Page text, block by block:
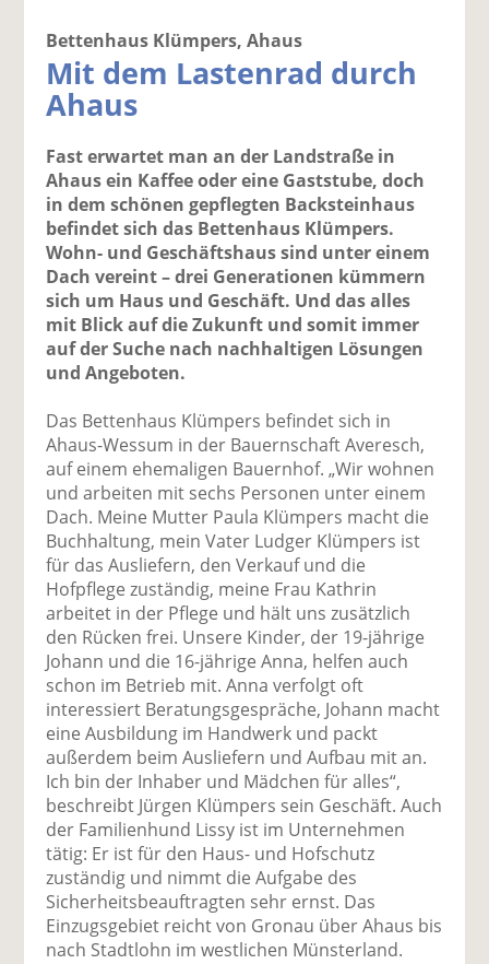
Bettenhaus Klümpers, Ahaus
Mit dem Lastenrad durch
Ahaus
Fast erwartet man an der Landstraße in
Ahaus ein Kaffee oder eine Gaststube, doch
in dem schönen gepflegten Backsteinhaus
befindet sich das Bettenhaus Klümpers.
Wohn- und Geschäftshaus sind unter einem
Dach vereint – drei Generationen kümmern
sich um Haus und Geschäft. Und das alles
mit Blick auf die Zukunft und somit immer
auf der Suche nach nachhaltigen Lösungen
und Angeboten.
Das Bettenhaus Klümpers befindet sich in
Ahaus-Wessum in der Bauernschaft Averesch,
auf einem ehemaligen Bauernhof. „Wir wohnen
und arbeiten mit sechs Personen unter einem
Dach. Meine Mutter Paula Klümpers macht die
Buchhaltung, mein Vater Ludger Klümpers ist
für das Ausliefern, den Verkauf und die
Hofpflege zuständig, meine Frau Kathrin
arbeitet in der Pflege und hält uns zusätzlich
den Rücken frei. Unsere Kinder, der 19-jährige
Johann und die 16-jährige Anna, helfen auch
schon im Betrieb mit. Anna verfolgt oft
interessiert Beratungsgespräche, Johann macht
eine Ausbildung im Handwerk und packt
außerdem beim Ausliefern und Aufbau mit an.
Ich bin der Inhaber und Mädchen für alles“,
beschreibt Jürgen Klümpers sein Geschäft. Auch
der Familienhund Lissy ist im Unternehmen
tätig: Er ist für den Haus- und Hofschutz
zuständig und nimmt die Aufgabe des
Sicherheitsbeauftragten sehr ernst. Das
Einzugsgebiet reicht von Gronau über Ahaus bis
nach Stadtlohn im westlichen Münsterland.